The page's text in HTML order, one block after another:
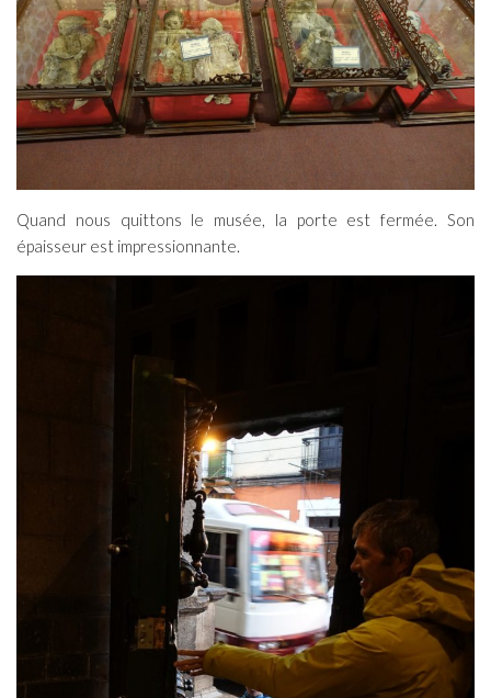
Quand nous quittons le musée, la porte est fermée. Son
épaisseur est impressionnante.